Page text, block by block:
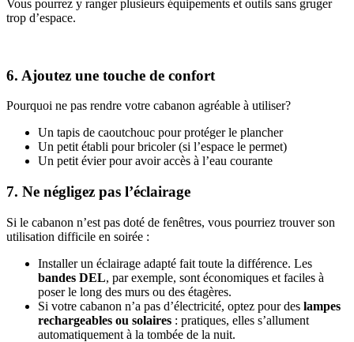
Vous pourrez y ranger plusieurs équipements et outils sans gruger
trop d’espace.
6. Ajoutez une touche de confort
Pourquoi ne pas rendre votre cabanon agréable à utiliser?
Un tapis de caoutchouc pour protéger le plancher
Un petit établi pour bricoler (si l’espace le permet)
Un petit évier pour avoir accès à l’eau courante
7. Ne négligez pas l’éclairage
Si le cabanon n’est pas doté de fenêtres, vous pourriez trouver son
utilisation difficile en soirée :
Installer un éclairage adapté fait toute la différence. Les
bandes DEL, par exemple, sont économiques et faciles à
poser le long des murs ou des étagères.
Si votre cabanon n’a pas d’électricité, optez pour des lampes
rechargeables ou solaires : pratiques, elles s’allument
automatiquement à la tombée de la nuit.